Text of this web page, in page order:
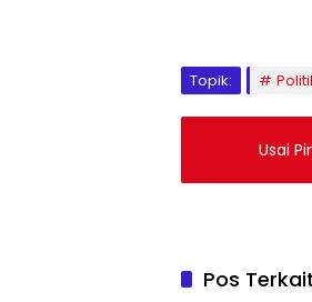
Topik:
Usai
Pos
Politik